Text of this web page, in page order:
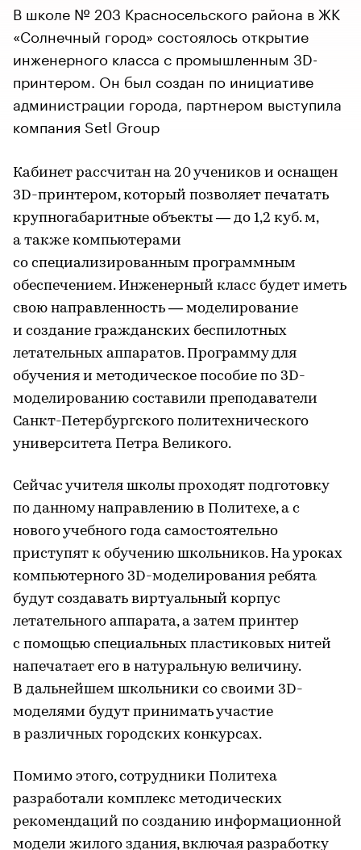
В школе № 203 Красносельского района в ЖК
«Солнечный город» состоялось открытие
инженерного класса с промышленным 3D-
принтером. Он был создан по инициативе
администрации города, партнером выступила
компания Setl Group
Кабинет рассчитан на 20 учеников и оснащен
3D-принтером, который позволяет печатать
крупногабаритные объекты — до 1,2 куб. м,
а также компьютерами
со специализированным программным
обеспечением. Инженерный класс будет иметь
свою направленность — моделирование
и создание гражданских беспилотных
летательных аппаратов. Программу для
обучения и методическое пособие по 3D-
моделированию составили преподаватели
Санкт-Петербургского политехнического
университета Петра Великого.
Сейчас учителя школы проходят подготовку
по данному направлению в Политехе, а с
нового учебного года самостоятельно
приступят к обучению школьников. На уроках
компьютерного 3D-моделирования ребята
будут создавать виртуальный корпус
летательного аппарата, а затем принтер
с помощью специальных пластиковых нитей
напечатает его в натуральную величину.
В дальнейшем школьники со своими 3D-
моделями будут принимать участие
в различных городских конкурсах.
Помимо этого, сотрудники Политеха
разработали комплекс методических
рекомендаций по созданию информационной
модели жилого здания, включая разработку